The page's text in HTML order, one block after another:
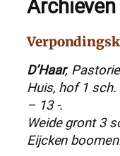
Archieven
D’Haar,
Huis, hof 1 sch.
– 13 -.
Weide gront 3
Eijcken